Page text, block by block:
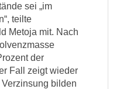
sei „im
teilte
Metoja mit. Nach
der
Fall zeigt wieder
bilden